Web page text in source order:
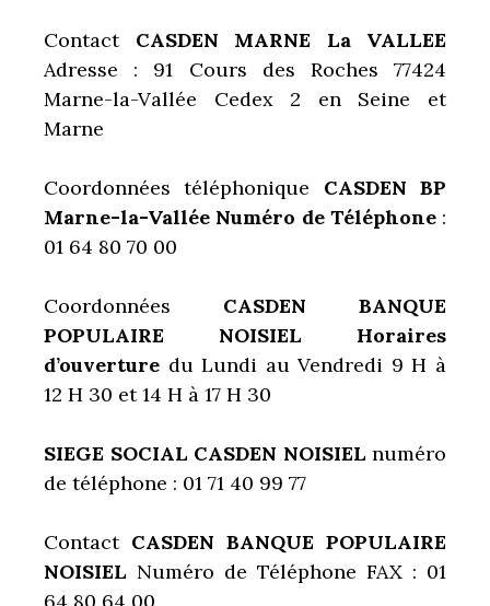
Contact CASDEN MARNE La VALLEE
Adresse : 91 Cours des Roches 77424
Marne-la-Vallée Cedex 2 en Seine et
Marne
Coordonnées téléphonique CASDEN BP
Marne-la-Vallée Numéro de Téléphone:
01 64 80 70 00
Coordonnées CASDEN BANQUE
POPULAIRE NOISIEL Horaires
d’ouverture du Lundi au Vendredi 9 H à
12 H 30 et 14 H à 17 H 30
SIEGE SOCIAL CASDEN NOISIEL numéro
de téléphone : 01 71 40 99 77
Contact CASDEN BANQUE POPULAIRE
NOISIEL Numéro de Téléphone FAX : 01
64 80 64 00